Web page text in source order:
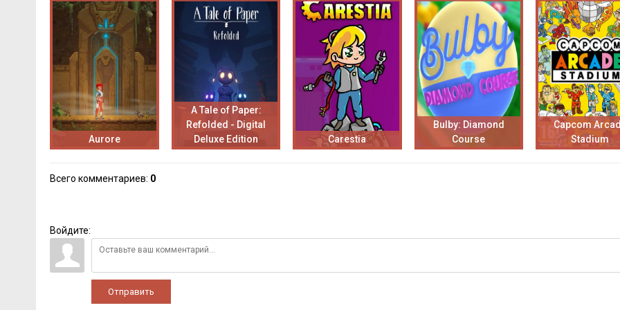
Aurore
A Tale of Paper:
Refolded - Digital
Deluxe Edition
Carestia
Bulby: Diamond
Course
Capcom
Stadium
Всего комментариев: 0
Войдите:
Отправить